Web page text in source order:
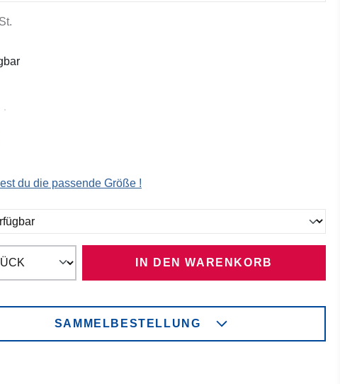
du die passende Größe !
IN DEN WARENKORB
SAMMELBESTELLUNG